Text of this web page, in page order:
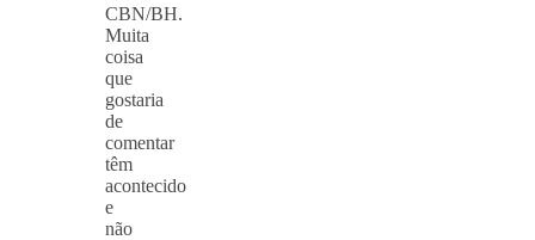
CBN/BH.
Muita
coisa
que
gostaria
de
comentar
têm
acontecido
e
não